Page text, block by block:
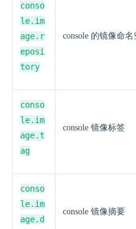
conso
le.im
age.r
eposi
tory
console 的镜像命名
conso
le.im
age.t
ag
console 镜像标签
conso
le.im
age.d
console 镜像摘要